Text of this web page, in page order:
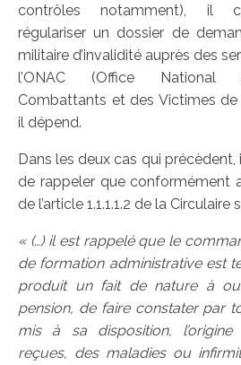
contrôles notamment), il
régulariser un dossier de
militaire d’invalidité auprès des
l’ONAC (Office National
Combattants et des Victimes de
il dépend.
Dans les deux cas qui précèdent,
de rappeler que conformément
de l’article 1.1.1.1.2 de la
« (…) il est rappelé que le
de formation administrative est
produit un fait de nature à
pension, de faire constater par
mis à sa disposition,
reçues, des maladies ou